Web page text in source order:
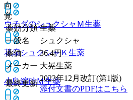
ウチダのシュクシャＭ生薬
花扇シュクシャＫ 生薬
小島縮砂Ｍ生薬
向
覚
薬効分類 生薬
一般名
シュクシャ
薬価
36.4円
メーカー 大晃生薬
最終更新
2023年12月改訂(第1版)
添付文書のPDFはこちら